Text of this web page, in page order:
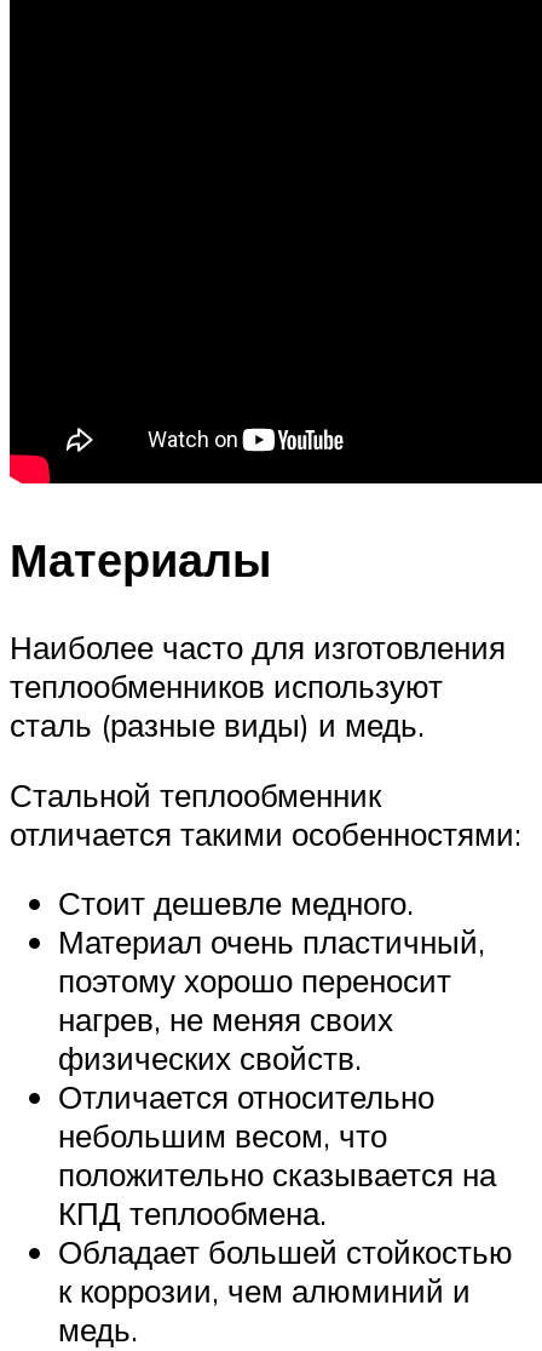
Материалы
Наиболее часто для изготовления
теплообменников используют
сталь (разные виды) и медь.
Стальной теплообменник
отличается такими особенностями:
Стоит дешевле медного.
Материал очень пластичный,
поэтому хорошо переносит
нагрев, не меняя своих
физических свойств.
Отличается относительно
небольшим весом, что
положительно сказывается на
КПД теплообмена.
Обладает большей стойкостью
к коррозии, чем алюминий и
медь.